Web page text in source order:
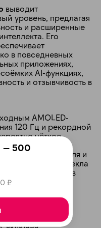
выводит
уровень, предлагая
и расширенные
Его
в повседневных
приложениях,
AI-функциях,
и отзывчивость в
AMOLED-
120 Гц и рекордной
чёткое,
даже под
стиля и
металла и стекла
приятно лежит в
гаджета.
открывает
творчества.
— 500
₽